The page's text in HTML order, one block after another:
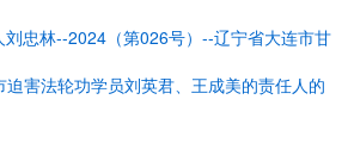
忠林--2024（第026号）--辽宁省大连市甘
害法轮功学员刘英君、王成美的责任人的